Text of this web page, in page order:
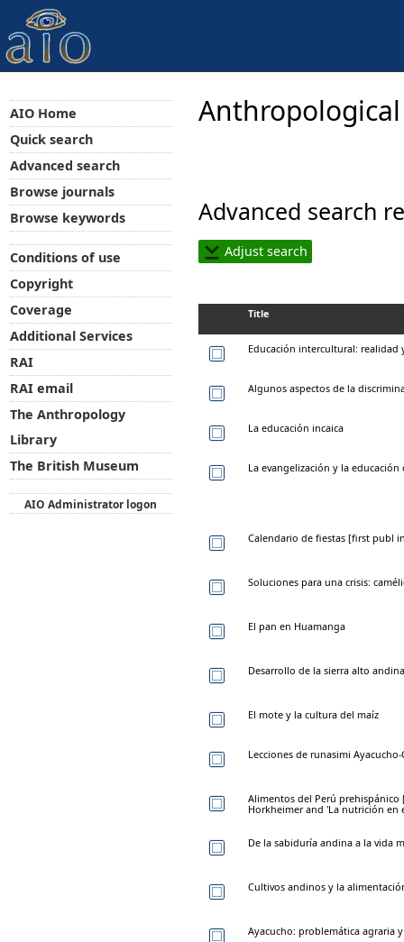
Advanced search
Adjust search
Title
Educación intercultural: realidad
Algunos aspectos de la
La educación incaica
La evangelización y la educación
Calendario de fiestas [first publ
Soluciones para una crisis:
El pan en Huamanga
Desarrollo de la sierra alto
El mote y la cultura del maíz
Lecciones de runasimi Ayacucho-
Alimentos del Perú
Horkheimer and 'La nutrición
De la sabiduría andina a la vida
Cultivos andinos y la
Ayacucho: problemática agraria
AIO Home
Quick search
Advanced search
Browse journals
Browse keywords
Conditions of use
Copyright
Coverage
Additional Services
RAI
RAI email
The Anthropology
Library
The British Museum
AIO Administrator logon